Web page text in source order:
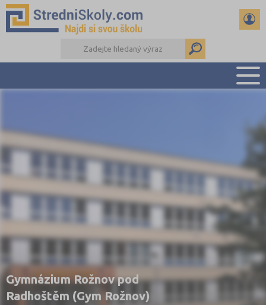
PŘÍPRAVA NA PŘIJÍMAČKY
REFERÁTY A SEMINÁRKY
DALŠÍ DRUHY ŠKOL
Gymnázium Rožnov pod
Radhoštěm (Gym Rožnov)